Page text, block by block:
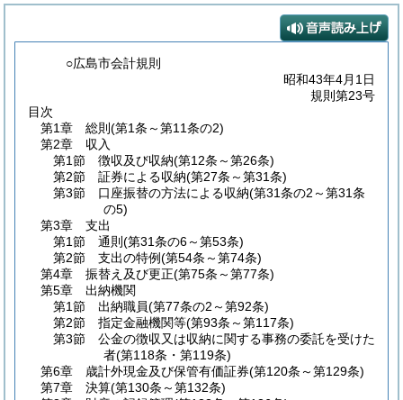
○広島市会計規則
昭和43年4月1日
規則第23号
目次
第1章
総則 (第1条～第11条の2)
第2章
収入
第1節
徴収及び収納(第12条～第26条)
第2節
証券による収納(第27条～第31条)
第3節
口座振替の方法による収納(第31条の2～第31条
の5)
第3章
支出
第1節
通則 (第31条の6～第53条)
第2節
支出の特例(第54条～第74条)
第4章
振替え及び更正(第75条～第77条)
第5章
出納機関
第1節
出納職員(第77条の2～第92条)
第2節
指定金融機関等(第93条～第117条)
第3節
公金の徴収又は収納に関する事務の委託を受けた
者(第118条・第119条)
第6章
歳計外現金及び保管有価証券(第120条～第129条)
第7章
決算(第130条～第132条)